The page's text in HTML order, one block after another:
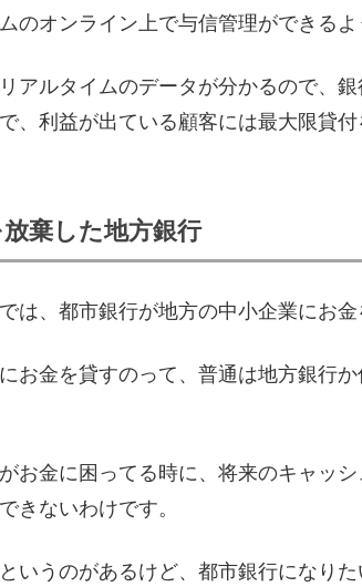
のオンライン上で与信管理ができるよ
アルタイムのデータが分かるので、
、利益が出ている顧客には最大限貸
棄した地方銀行
は、都市銀行が地方の中小企業にお
お金を貸すのって、普通は地方銀行
お金に困ってる時に、将来のキャッ
きないわけです。
いうのがあるけど、都市銀行になり